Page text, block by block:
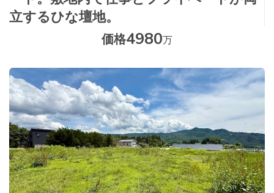
立するひな壇地。
価格4980万